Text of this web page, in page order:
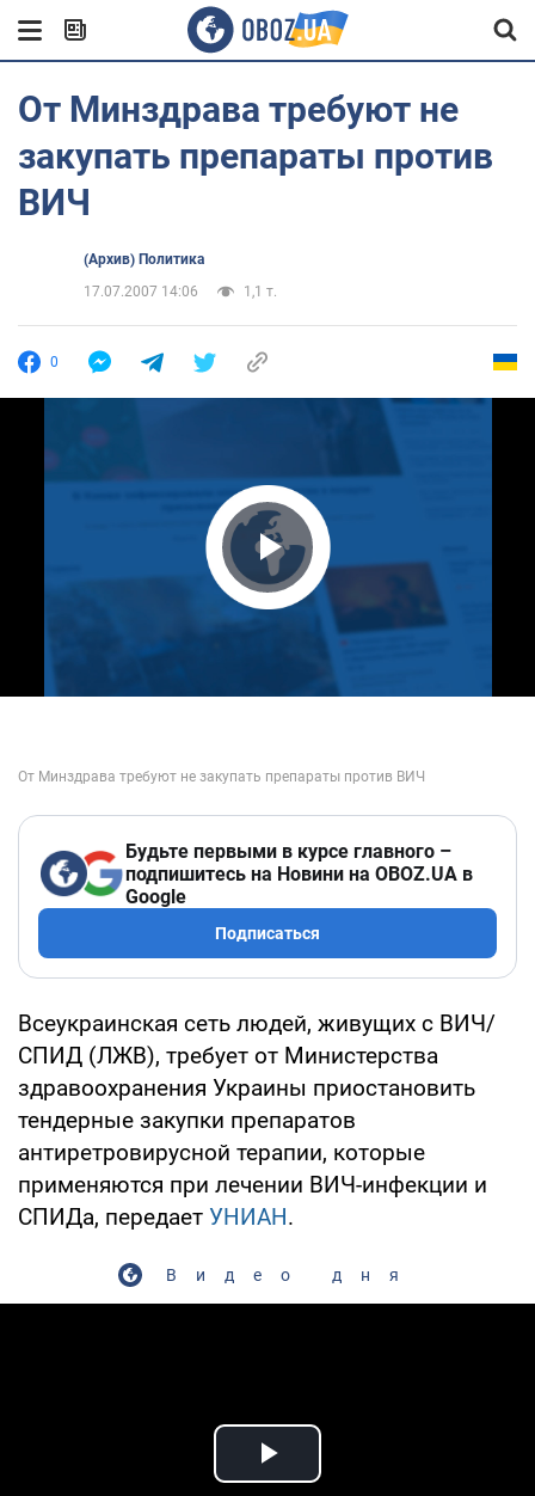
От Минздрава требуют не
закупать препараты против
ВИЧ
(Архив) Политика
17.07.2007 14:06
1,1 т.
0
Play Video
Будьте первыми в курсе главного –
подпишитесь на Новини на OBOZ.UA в
Google
Подписаться
Всеукраинская сеть людей, живущих с ВИЧ/
СПИД (ЛЖВ), требует от Министерства
здравоохранения Украины приостановить
тендерные закупки препаратов
антиретровирусной терапии, которые
применяются при лечении ВИЧ-инфекции и
СПИДа, передает УНИАН.
Видео дня
Play Video